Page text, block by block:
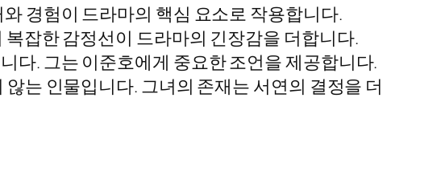
경험이 드라마의 핵심 요소로 작용합니다.
잡한 감정선이 드라마의 긴장감을 더합니다.
다. 그는 이준호에게 중요한 조언을 제공합니다.
는 인물입니다. 그녀의 존재는 서연의 결정을 더